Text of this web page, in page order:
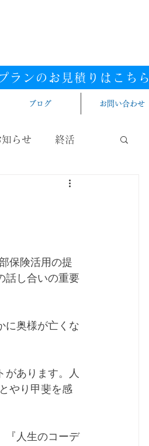
ランのお見積りはこちら​
ブログ お問い合わせ
らせ 終活
保険活用の提
話し合いの重要
に奥様が亡くな
があります。人
やり甲斐を感
『人生のコーデ